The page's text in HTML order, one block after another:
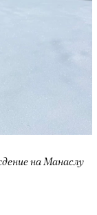
на Манаслу